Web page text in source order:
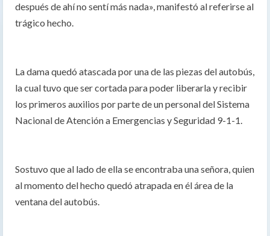
después de ahí no sentí más nada», manifestó al referirse al
trágico hecho.
La dama quedó atascada por una de las piezas del autobús,
la cual tuvo que ser cortada para poder liberarla y recibir
los primeros auxilios por parte de un personal del Sistema
Nacional de Atención a Emergencias y Seguridad 9-1-1.
Sostuvo que al lado de ella se encontraba una señora, quien
al momento del hecho quedó atrapada en él área de la
ventana del autobús.